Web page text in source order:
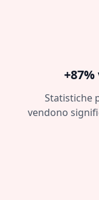
Statistiche
vendono